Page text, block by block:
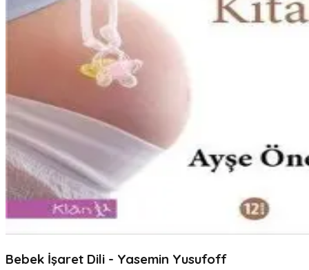
Bebek İşaret Dili - Yasemin Yusufoff